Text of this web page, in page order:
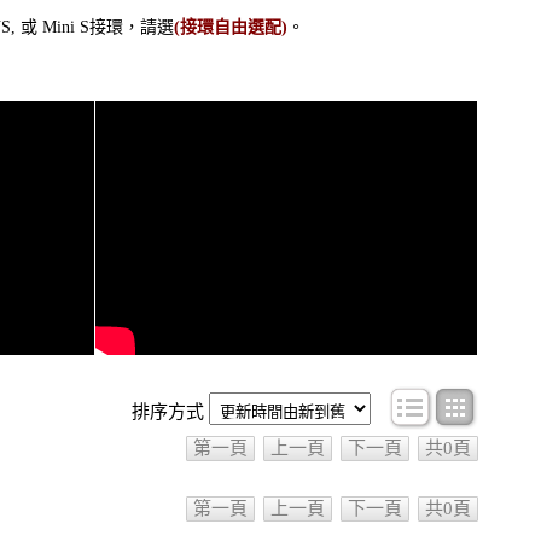
或 Mini S接環，請選(接環自由選配) 。
排序方式
條目顯示
第一頁 上一頁 下一頁 共0頁
第一頁 上一頁 下一頁 共0頁